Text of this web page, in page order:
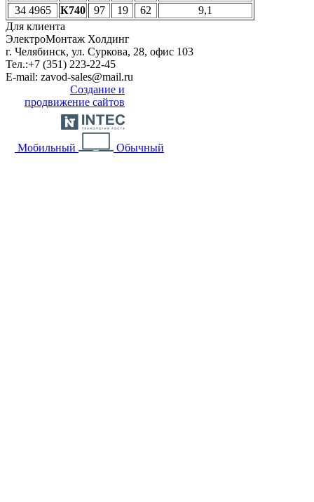
34 4965
К740 97 19 62
9,1
Для клиента
ЭлектроМонтаж Холдинг
г. Челябинск, ул. Суркова, 28, офис 103
Тел.:+7 (351) 223-22-45
E-mail: zavod-sales@mail.ru
Создание и
продвижение сайтов
Мобильный Обычный